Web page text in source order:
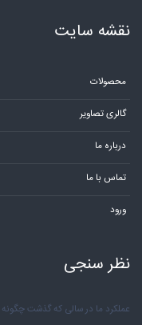
نقشه سایت
محصولات
گالری تصاویر
درباره ما
تماس با ما
ورود
نظر سنجی
عملکرد ما در سالی که گذشت چگونه